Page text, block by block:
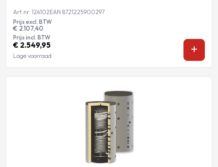
Art.nr. 124102EAN 8721225900297
Prijs excl. BTW
€ 2.107,40
Prijs incl. BTW
€ 2.549,95
Lage voorraad